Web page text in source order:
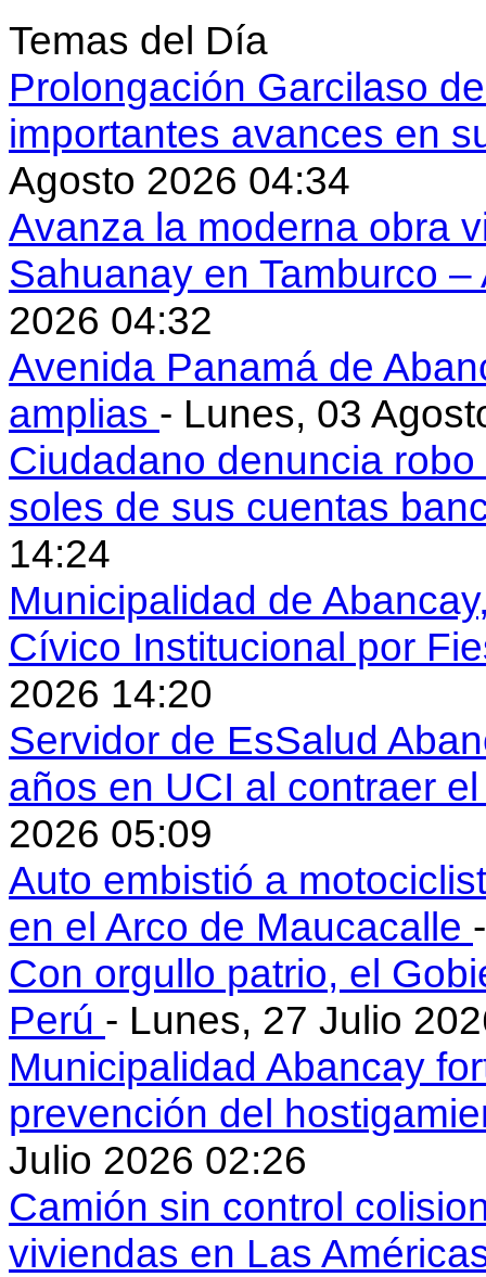
Temas del Día
Prolongación Garcilaso
importantes avances en
Agosto 2026 04:34
Avanza la moderna obra
Sahuanay en Tamburco
2026 04:32
Avenida Panamá de
amplias - Lunes, 03
Ciudadano denuncia
soles de sus cuentas
14:24
Municipalidad de
Cívico Institucional por
2026 14:20
Servidor de EsSalud
años en UCI al contraer
2026 05:09
Auto embistió a
en el Arco de Maucacalle
Con orgullo patrio, el
Perú - Lunes, 27 Julio
Municipalidad Abancay
prevención del
Julio 2026 02:26
Camión sin control
viviendas en Las